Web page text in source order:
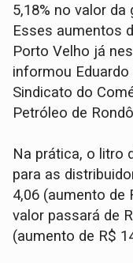
5,18% no valor da
Esses aumentos
Porto Velho já
informou
Sindicato do
Petróleo de
Na prática, o litro
para as
4,06 (aumento de
valor passará de
(aumento de R$